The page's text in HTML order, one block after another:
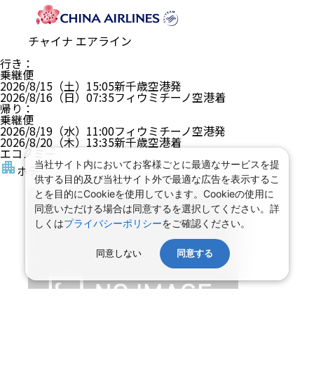
チャイナ エアライン
行き ：
乗継便
2026/8/15（土） 15:05新千歳空港発
2026/8/16（日） 07:35フィウミチーノ空港着
帰り ：
乗継便
2026/8/19（水） 11:00フィウミチーノ空港発
2026/8/20（木） 13:35新千歳空港着
エコノミー
ホテル当社サイト内においてお客様ごとに最適なサービスを提
供する目的及び当社サイト外で最適な広告を表示するこ
とを目的にCookieを使用しています。Cookieの使用に
同意いただける場合は同意するを選択してください。詳
しくはプライバシーポリシーをご確認ください。
同意しない 同意する